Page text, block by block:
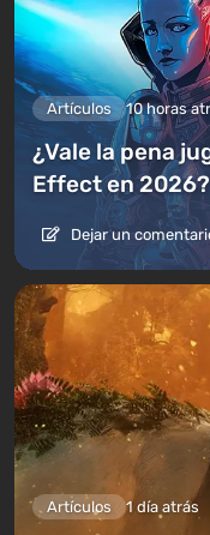
Artículos 10 horas
¿Vale la pena
Effect en 2026?
Dejar un
Artículos 1 día atrás